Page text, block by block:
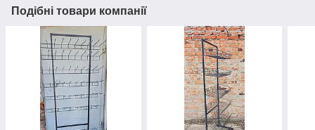
Подібні товари компанії